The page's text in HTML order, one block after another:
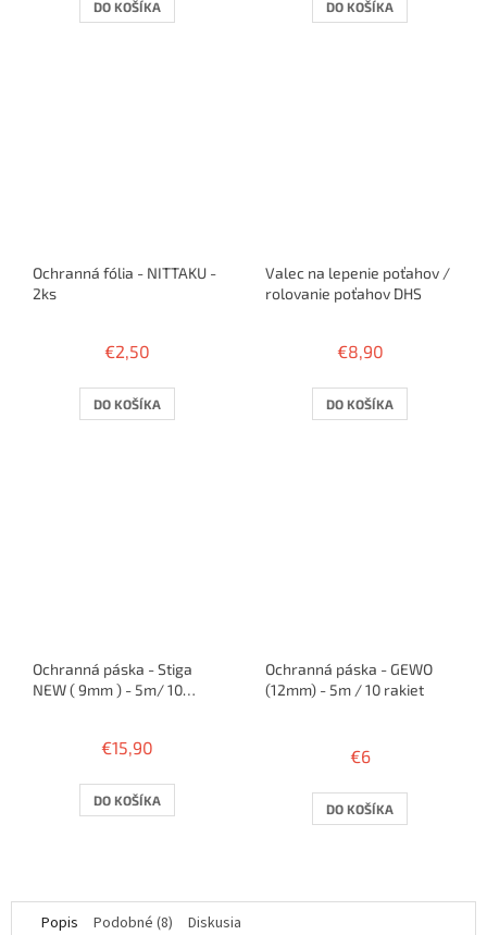
DO KOŠÍKA DO KOŠÍKA
Ochranná fólia - NITTAKU -
2ks
€2,50
DO KOŠÍKA
Valec na lepenie poťahov /
rolovanie poťahov DHS
€8,90
DO KOŠÍKA
Ochranná páska - Stiga
NEW ( 9mm ) - 5m/ 10
€15,90
DO KOŠÍKA
Ochranná páska - GEWO
(12mm) - 5m / 10 rakiet
produktu
5,0
z
€6
DO KOŠÍKA
Popis Podobné (8) Diskusia